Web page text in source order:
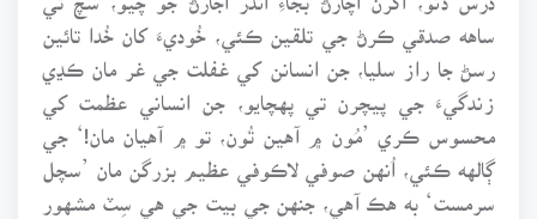
ساهه صدقي ڪرڻ جي تلقين ڪئي، خُوديءَ کان خُدا تائين
رسڻ جا راز سليا، جن انسانن کي غفلت جي غر مان ڪڍي
زندگيءَ جي پيچرن تي پهچايو، جن انساني عظمت کي
محسوس ڪري ’مُون ۾ آهين تُون، تو ۾ آهيان مان!‘ جي
ڳالهه ڪئي، اُنهن صوفي لاڪوفي عظيم بزرگن مان ’سچل
سرمست‘ به هڪ آهي، جنهن جي بيت جي هي سِٽ مشهور